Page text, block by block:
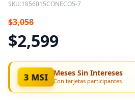
SKU:1856015CONECO5-7
$3,058
$2,599
3 MSI Meses Sin Intereses
Con tarjetas participantes